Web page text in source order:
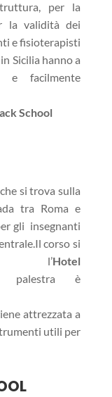
per la
la validità dei
e fisioterapisti
Sicilia hanno a
e facilmente
School
si trova sulla
tra Roma e
gli insegnanti
corso si
l’Hotel
palestra è
attrezzata a
utili per